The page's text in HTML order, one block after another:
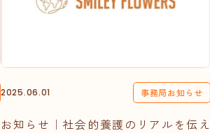
2025.06.01 事務局お知らせ
お知らせ｜社会的養護のリアルを伝え